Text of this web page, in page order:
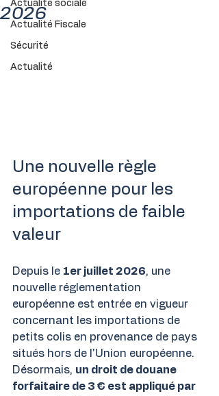
Actualité sociale
Actualité Fiscale
Sécurité
Actualité
2026
Une nouvelle règle
européenne pour les
importations de faible
valeur
Depuis le 1er juillet 2026, une
nouvelle réglementation
européenne est entrée en vigueur
concernant les importations de
petits colis en provenance de pays
situés hors de l'Union européenne.
Désormais, un droit de douane
forfaitaire de 3 € est appliqué par